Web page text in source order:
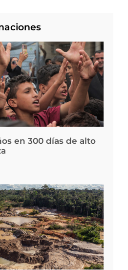
en 300 días de alto